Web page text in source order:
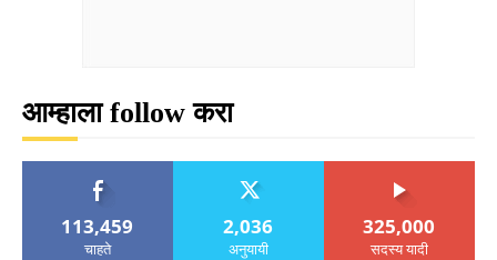
आम्हाला follow करा
113,459
चाहते
2,036
अनुयायी
325,000
सदस्य यादी